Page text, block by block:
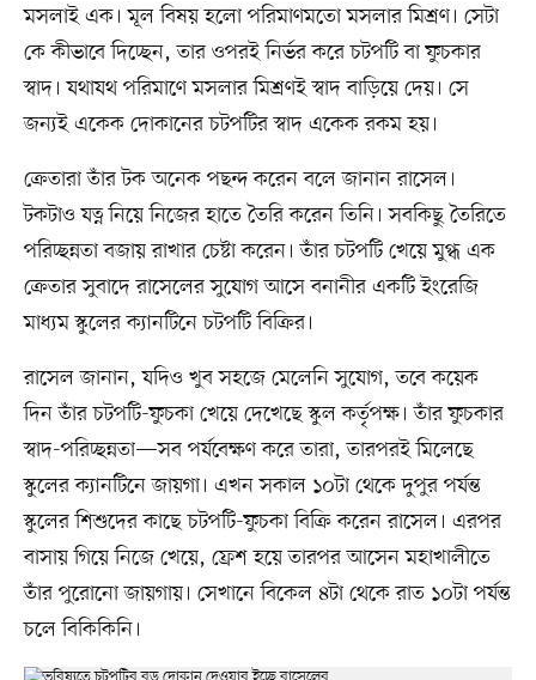
মসলাই এক। মূল বিষয় হলো পরিমাণমতো মসলার মিশ্রণ। সেটা
কে কীভাবে দিচ্ছেন, তার ওপরই নির্ভর করে চটপটি বা ফুচকার
স্বাদ। যথাযথ পরিমাণে মসলার মিশ্রণই স্বাদ বাড়িয়ে দেয়। সে
জন্যই একেক দোকানের চটপটির স্বাদ একেক রকম হয়।
ক্রেতারা তাঁর টক অনেক পছন্দ করেন বলে জানান রাসেল।
টকটাও যত্ন নিয়ে নিজের হাতে তৈরি করেন তিনি। সবকিছু তৈরিতে
পরিচ্ছন্নতা বজায় রাখার চেষ্টা করেন। তাঁর চটপটি খেয়ে মুগ্ধ এক
ক্রেতার সুবাদে রাসেলের সুযোগ আসে বনানীর একটি ইংরেজি
মাধ্যম স্কুলের ক্যানটিনে চটপটি বিক্রির।
রাসেল জানান, যদিও খুব সহজে মেলেনি সুযোগ, তবে কয়েক
দিন তাঁর চটপটি-ফুচকা খেয়ে দেখেছে স্কুল কর্তৃপক্ষ। তাঁর ফুচকার
স্বাদ-পরিচ্ছন্নতা—সব পর্যবেক্ষণ করে তারা, তারপরই মিলেছে
স্কুলের ক্যানটিনে জায়গা। এখন সকাল ১০টা থেকে দুপুর পর্যন্ত
স্কুলের শিশুদের কাছে চটপটি-ফুচকা বিক্রি করেন রাসেল। এরপর
বাসায় গিয়ে নিজে খেয়ে, ফ্রেশ হয়ে তারপর আসেন মহাখালীতে
তাঁর পুরোনো জায়গায়। সেখানে বিকেল ৪টা থেকে রাত ১০টা পর্যন্ত
চলে বিকিকিনি।